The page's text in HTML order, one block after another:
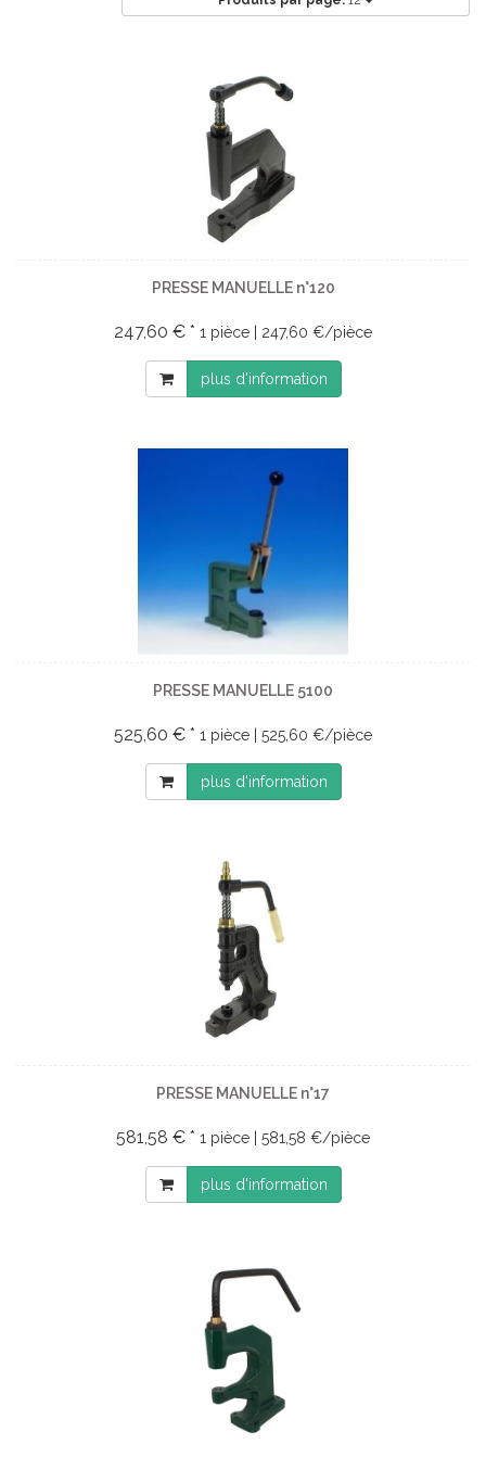
PRESSE MANUELLE n°120
247,60 € * 1 pièce | 247,60 €/pièce
plus d'information
PRESSE MANUELLE 5100
525,60 € * 1 pièce | 525,60 €/pièce
plus d'information
PRESSE MANUELLE n°17
581,58 € * 1 pièce | 581,58 €/pièce
plus d'information